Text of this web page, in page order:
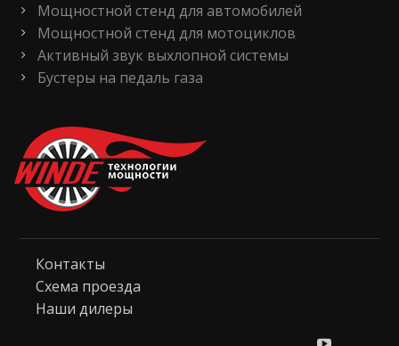
Мощностной стенд для автомобилей
Мощностной стенд для мотоциклов
Активный звук выхлопной системы
Бустеры на педаль газа
Контакты
Схема проезда
Наши дилеры